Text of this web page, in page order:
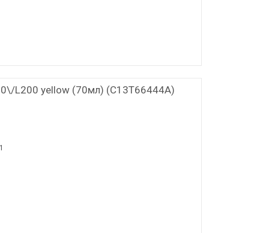
L200 yellow (70мл) (C13T66444A)